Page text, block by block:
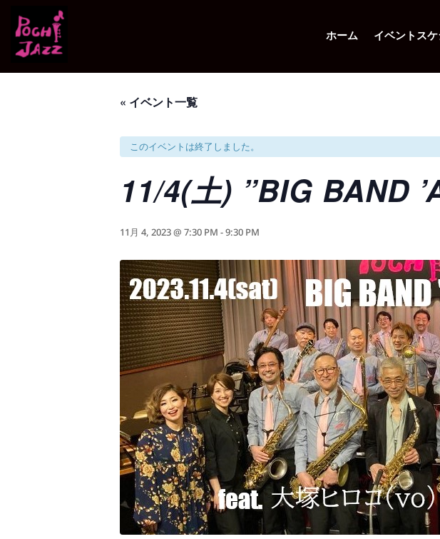
ホーム イベントス
« イベント一覧
このイベントは終了しました。
11/4(土) ”BIG BAND
11月 4, 2023 @ 7:30 PM -9:30 PM